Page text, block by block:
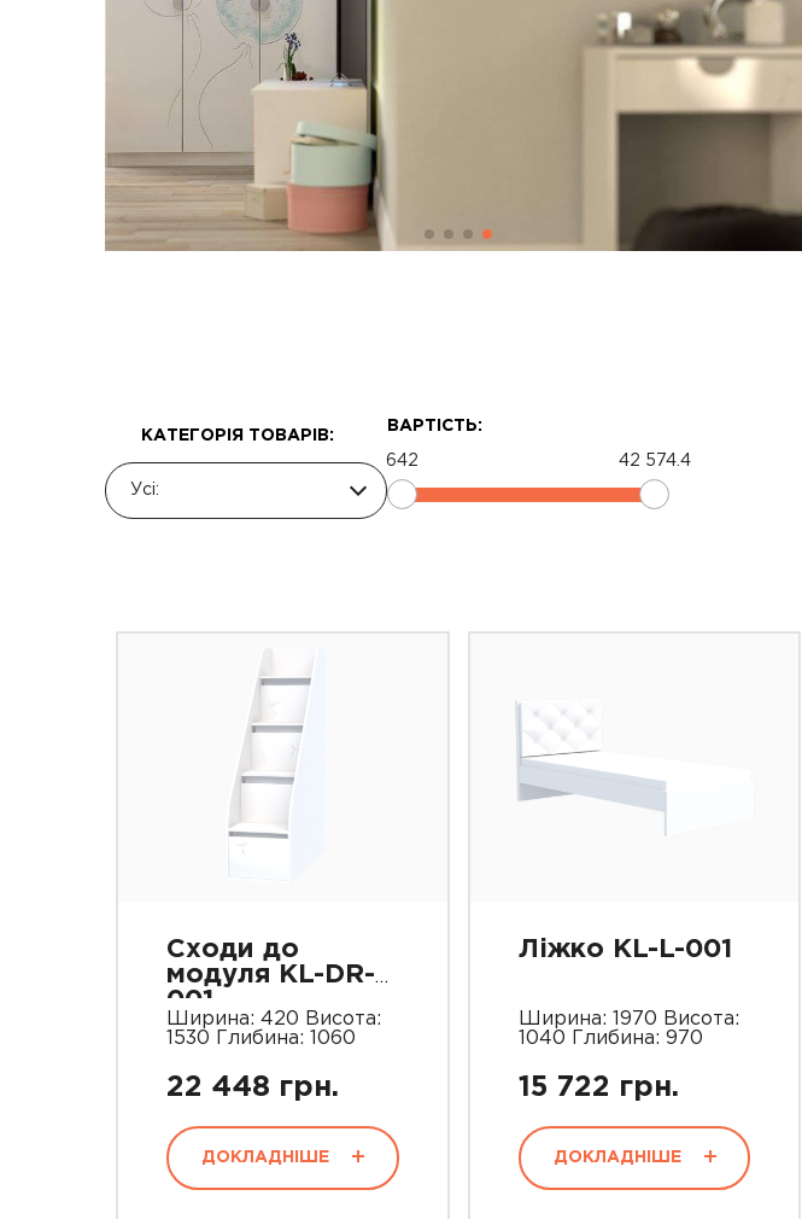
КАТЕГОРІЯ ТОВАРІВ:
Усі:
ВАРТІСТЬ:
642 42 574.4
Сходи до
модуля KL-DR-
001
Ширина: 420 Висота:
1530 Глибина: 1060
22 448 грн.
ДОКЛАДНІШЕ
Ліжко KL-L-001
Ширина: 1970 Висота:
1040 Глибина: 970
15 722 грн.
ДОКЛАДНІШЕ